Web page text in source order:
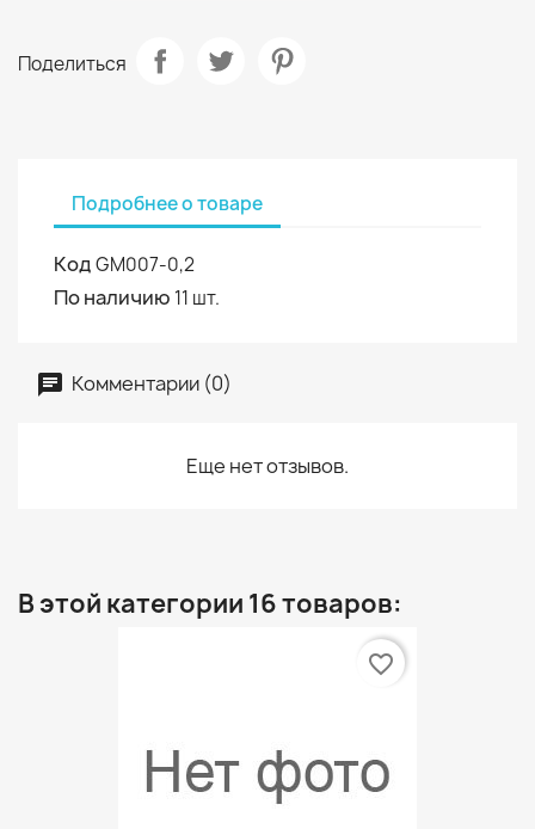
Поделиться
Подробнее о товаре
КодGM007-0,2
По наличию 11 шт.
Комментарии (0)
Еще нет отзывов.
В этой категории 16 товаров:
favorite_border